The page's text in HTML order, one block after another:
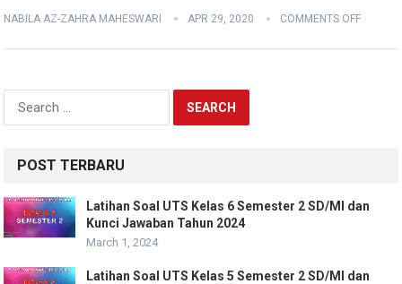
NABILA AZ-ZAHRA MAHESWARI APR 29, 2020 COMMENTS OFF
for:
POST TERBARU
Latihan Soal UTS Kelas 6 Semester 2 SD/MI dan
Kunci Jawaban Tahun 2024
March 1, 2024
Latihan Soal UTS Kelas 5 Semester 2 SD/MI dan